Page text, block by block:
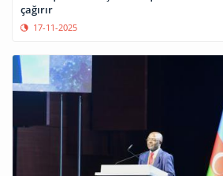
çağırır
17-11-2025